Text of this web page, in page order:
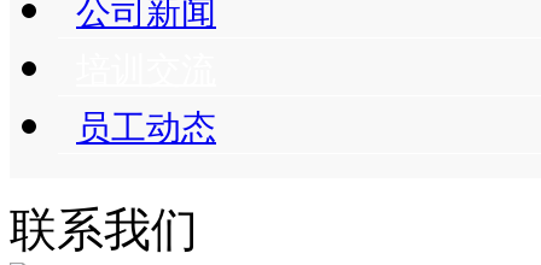
公司新闻
员工动态
联系我们